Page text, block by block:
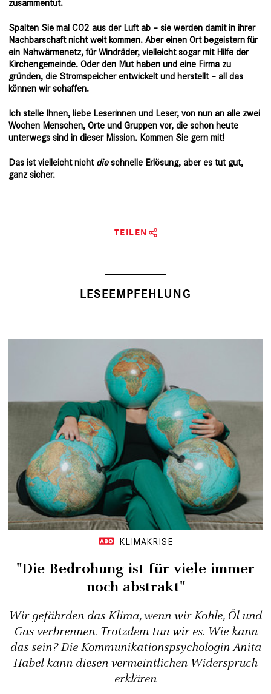
zusammentut.
Spalten Sie mal CO2 aus der Luft ab – sie werden damit in ihrer
Nachbarschaft nicht weit kommen. Aber einen Ort begeistern für
ein Nahwärmenetz, für Windräder, vielleicht sogar mit Hilfe der
Kirchengemeinde. Oder den Mut haben und eine Firma zu
gründen, die Stromspeicher entwickelt und herstellt – all das
können wir schaffen.
Ich stelle Ihnen, liebe Leserinnen und Leser, von nun an alle zwei
Wochen Menschen, Orte und Gruppen vor, die schon heute
unterwegs sind in dieser Mission. Kommen Sie gern mit!
Das ist vielleicht nicht dieschnelle Erlösung, aber es tut gut,
ganz sicher.
TEILEN
LESEEMPFEHLUNG
KLIMAKRISE
"Die Bedrohung ist für viele immer
noch abstrakt"
Wir gefährden das Klima, wenn wir Kohle, Öl und
Gas verbrennen. Trotzdem tun wir es. Wie kann
das sein? Die Kommunikationspsychologin Anita
Habel kann diesen vermeintlichen Widerspruch
erklären